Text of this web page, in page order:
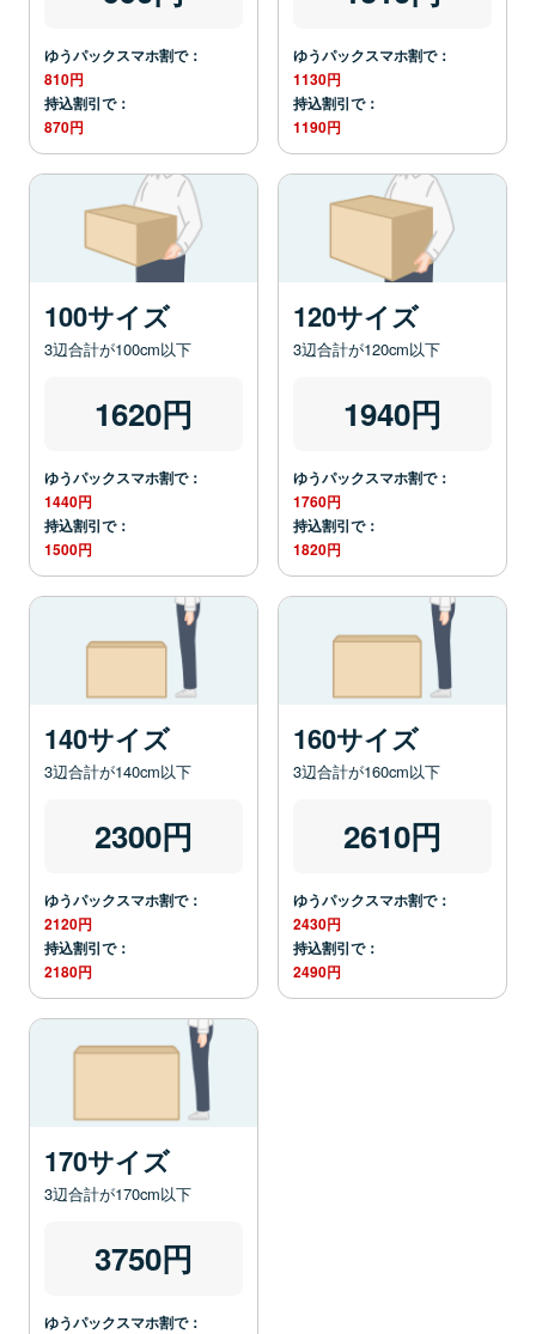
ゆうパックスマホ割で：
810円
持込割引で：
870円
ゆうパックスマホ割で：
1130円
持込割引で：
1190円
100サイズ
3辺合計が100cm以下
1620円
ゆうパックスマホ割で：
1440円
持込割引で：
1500円
120サイズ
3辺合計が120cm以下
1940円
ゆうパックスマホ割で：
1760円
持込割引で：
1820円
140サイズ
3辺合計が140cm以下
2300円
ゆうパックスマホ割で：
2120円
持込割引で：
2180円
160サイズ
3辺合計が160cm以下
2610円
ゆうパックスマホ割で：
2430円
持込割引で：
2490円
170サイズ
3辺合計が170cm以下
3750円
ゆうパックスマホ割で：